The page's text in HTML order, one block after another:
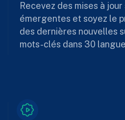
Recevez des mises à
émergentes et soyez le
des dernières nouvelles
mots-clés dans 30